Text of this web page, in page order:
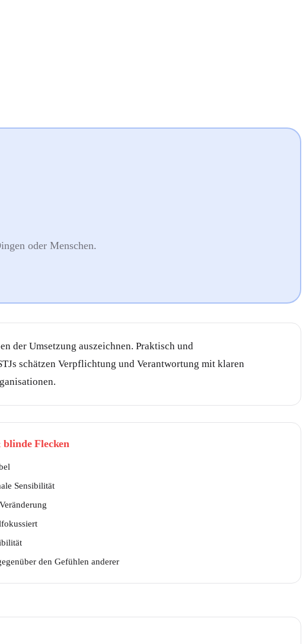
oder Menschen.
der Umsetzung auszeichnen. Praktisch und
schätzen Verpflichtung und Verantwortung mit klaren
blinde Flecken
Sensibilität
den Gefühlen anderer